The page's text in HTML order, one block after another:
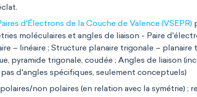
d'Électrons de la Couche de Valence (VSEPR)
moléculaires et angles de liaison - Paire
– linéaire ; Structure planaire trigonale – planaire
pyramide trigonale, coudée ; Angles de liaison
d'angles spécifiques, seulement conceptuels)
non polaires (en relation avec la symétrie) ;